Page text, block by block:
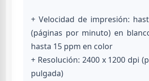
+ Velocidad de impresión:
(páginas por minuto) en
hasta 15 ppm en color
+ Resolución: 2400 x 1200 dpi
pulgada)